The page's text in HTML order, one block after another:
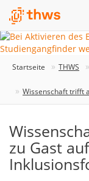
Startseite THWS
Wissenschaft trifft
zu Gast